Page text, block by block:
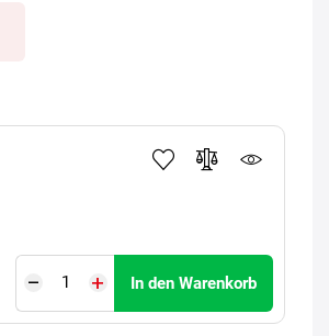
In den Warenkorb